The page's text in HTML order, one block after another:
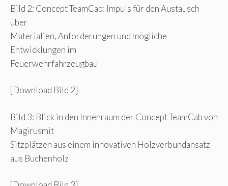
Bild 2: Concept TeamCab: Impuls für den Austausch
über
Materialien, Anforderungen und mögliche
Entwicklungen im
Feuerwehrfahrzeugbau
[Download Bild 2]
Bild 3: Blick in den Innenraum der Concept TeamCab von
Magirusmit
Sitzplätzen aus einem innovativen Holzverbundansatz
aus Buchenholz